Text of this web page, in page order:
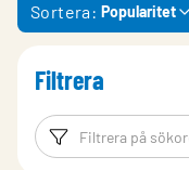
Sortera: Popularitet
Filtrera
Filtreringsord